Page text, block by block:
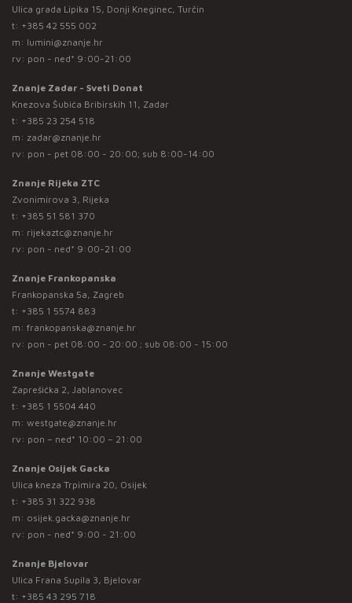
Ulica grada Lipika 15, Donji Kneginec, Turčin
t: +385 42 555 002
m: lumini@znanje.hr
rv: pon - ned* 9:00-21:00
Znanje Zadar - Sveti Donat
Knezova Šubića Bribirskih 11, Zadar
t: +385 23 254 518
m: zadar@znanje.hr
rv: pon - pet 08:00 - 20:00; sub 8:00-14:00
Znanje Rijeka ZTC
Zvonimirova 3, Rijeka
t: +385 51 581 370
m: rijekaztc@znanje.hr
rv: pon - ned* 9:00-21:00
Znanje Frankopanska
Frankopanska 5a, Zagreb
t: +385 1 5574 883
m: frankopanska@znanje.hr
rv: pon - pet 08:00 - 20:00 ; sub 08:00 - 15:00
Znanje Westgate
Zaprešićka 2, Jablanovec
t: +385 1 5504 440
m: westgate@znanje.hr
rv: pon – ned* 10:00 – 21:00
Znanje Osijek Gacka
Ulica kneza Trpimira 20, Osijek
t: +385 31 322 938
m: osijek.gacka@znanje.hr
rv: pon - ned* 9:00 - 21:00
Znanje Bjelovar
Ulica Frana Supila 3, Bjelovar
t: +385 43 295 718